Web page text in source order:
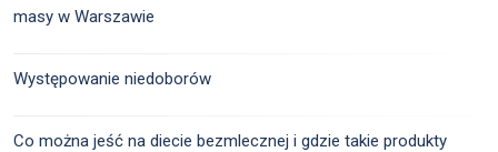
masy w Warszawie
Występowanie niedoborów
Co można jeść na diecie bezmlecznej i gdzie takie produkty